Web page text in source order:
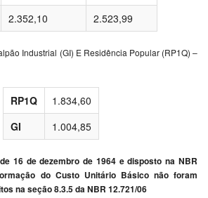
2.352,10 2.523,99
Industrial (GI) E Residência Popular (RP1Q) –
RP1Q
1.834,60
GI
1.004,85
16 de dezembro de 1964 e disposto na NBR
do Custo Unitário Básico não foram
na seção 8.3.5 da NBR 12.721/06